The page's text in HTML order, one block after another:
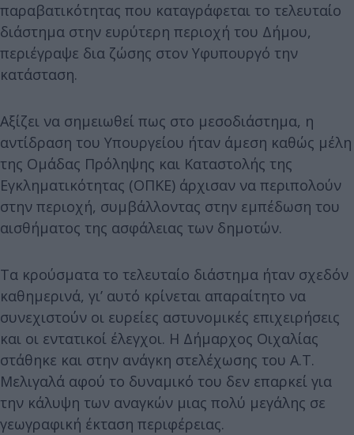
παραβατικότητας που καταγράφεται το τελευταίο
διάστημα στην ευρύτερη περιοχή του Δήμου,
περιέγραψε δια ζώσης στον Υφυπουργό την
κατάσταση.
Αξίζει να σημειωθεί πως στο μεσοδιάστημα, η
αντίδραση του Υπουργείου ήταν άμεση καθώς μέλη
της Ομάδας Πρόληψης και Καταστολής της
Εγκληματικότητας (ΟΠΚΕ) άρχισαν να περιπολούν
στην περιοχή, συμβάλλοντας στην εμπέδωση του
αισθήματος της ασφάλειας των δημοτών.
Τα κρούσματα το τελευταίο διάστημα ήταν σχεδόν
καθημερινά, γι’ αυτό κρίνεται απαραίτητο να
συνεχιστούν οι ευρείες αστυνομικές επιχειρήσεις
και οι εντατικοί έλεγχοι. Η Δήμαρχος Οιχαλίας
στάθηκε και στην ανάγκη στελέχωσης του Α.Τ.
Μελιγαλά αφού το δυναμικό του δεν επαρκεί για
την κάλυψη των αναγκών μιας πολύ μεγάλης σε
γεωγραφική έκταση περιφέρειας.